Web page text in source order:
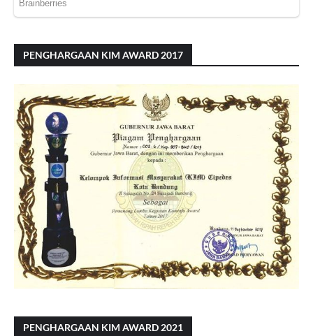
PENGHARGAAN KIM AWARD 2017
PENGHARGAAN KIM AWARD 2021